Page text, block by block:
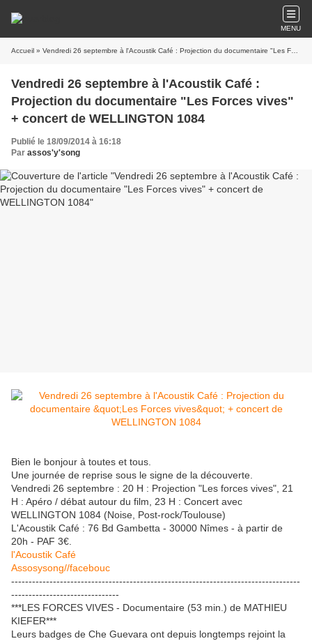
MENU
Accueil » Vendredi 26 septembre à l'Acoustik Café : Projection du documentaire "Les Forces vives" + concert de WELLINGTON 1084
Vendredi 26 septembre à l'Acoustik Café :
Projection du documentaire "Les Forces vives"
+ concert de WELLINGTON 1084
Publié le 18/09/2014 à 16:18
Par assos'y'song
Bien le bonjour à toutes et tous.
Une journée de reprise sous le signe de la découverte.
Vendredi 26 septembre : 20 H : Projection "Les forces vives", 21
H : Apéro / débat autour du film, 23 H : Concert avec
WELLINGTON 1084 (Noise, Post-rock/Toulouse)
L'Acoustik Café : 76 Bd Gambetta - 30000 Nîmes - à partir de
20h - PAF 3€.
l'Acoustik Café
Assosysong//facebouc
-----------------------------------------------------------------------------------
-------------------------------
***LES FORCES VIVES - Documentaire (53 min.) de MATHIEU
KIEFER***
Leurs badges de Che Guevara ont depuis longtemps rejoint la